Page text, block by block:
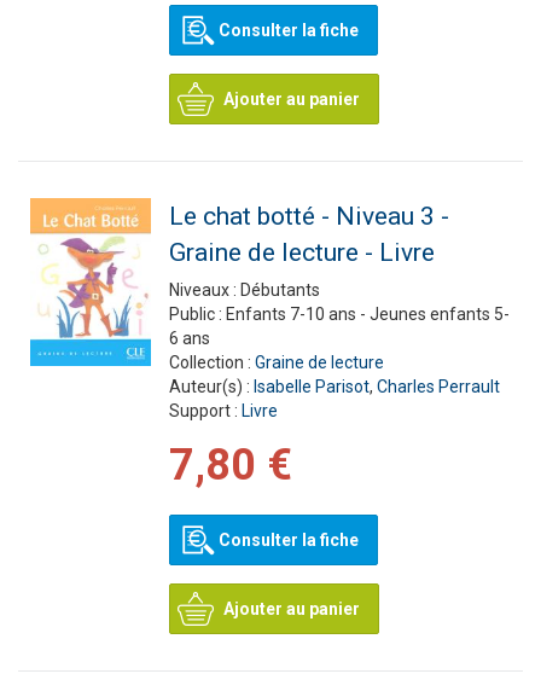
Consulter la fiche
Ajouter au panier
Le chat botté - Niveau 3 -
Graine de lecture - Livre
Niveaux : Débutants
Public : Enfants 7-10 ans - Jeunes enfants 5-
6 ans
Collection : Graine de lecture
Auteur(s) : Isabelle Parisot, Charles Perrault
Support : Livre
7,80 €
Consulter la fiche
Ajouter au panier